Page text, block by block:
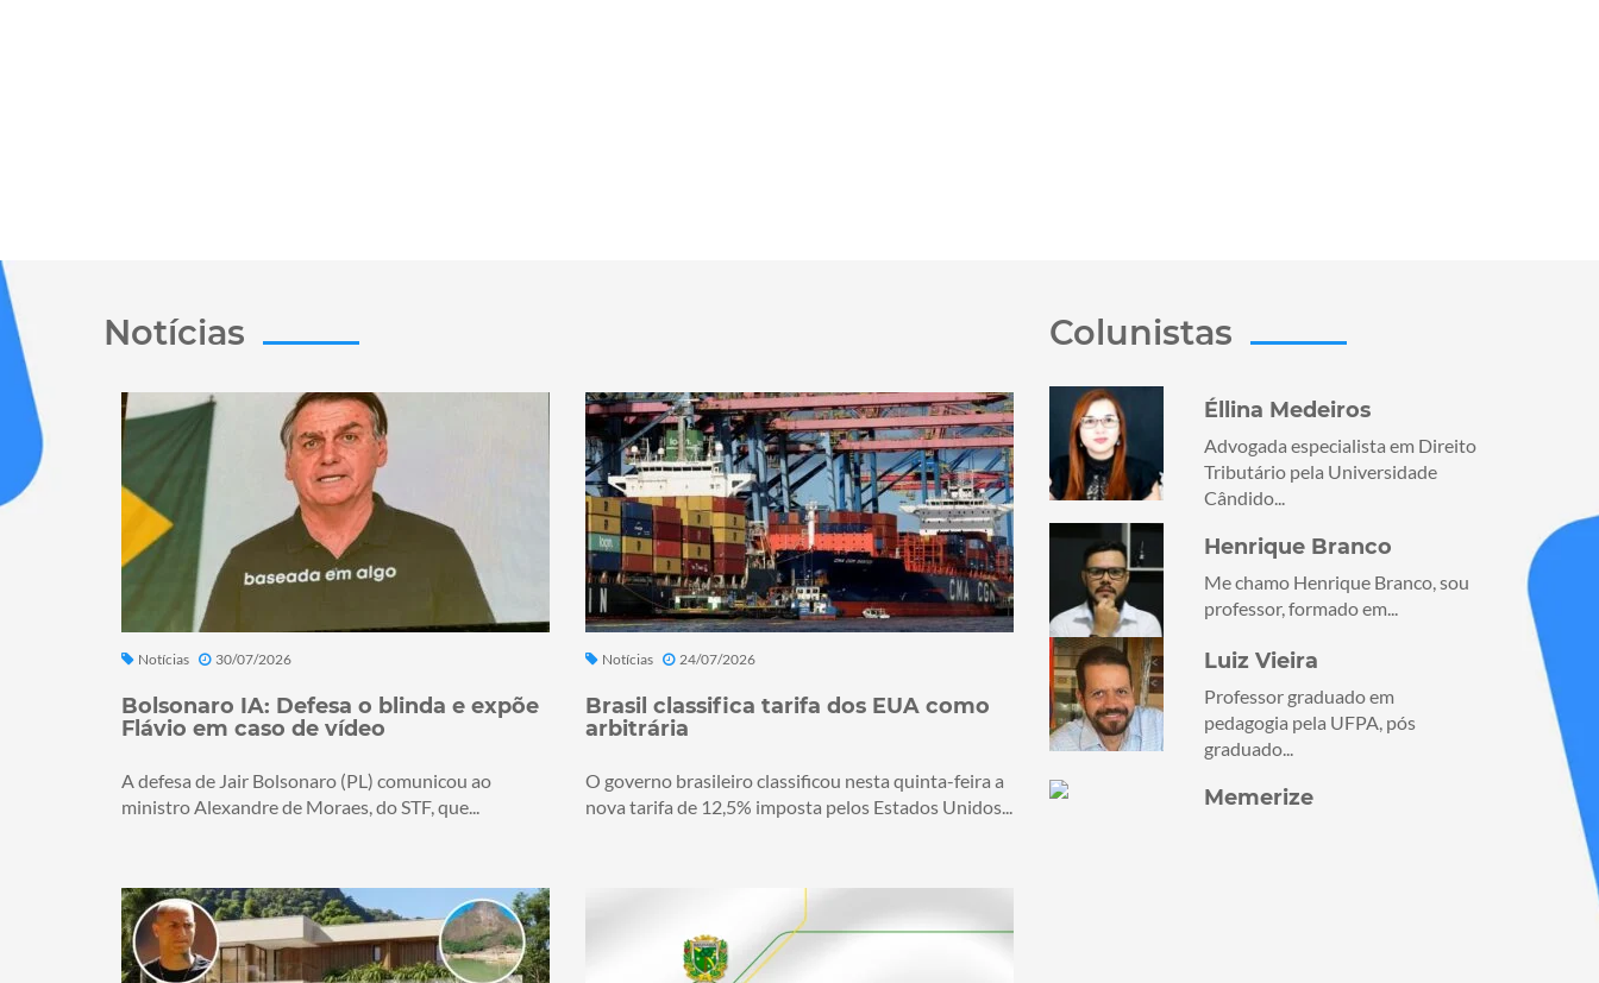
Notícias
Notícias 30/07/2026
Bolsonaro IA: Defesa o blinda e expõe
Flávio em caso de vídeo
A defesa de Jair Bolsonaro (PL) comunicou ao
ministro Alexandre de Moraes, do STF, que...
Notícias 24/07/2026
Brasil classifica tarifa dos EUA como
arbitrária
O governo brasileiro classificou nesta quinta-feira a
nova tarifa de 12,5% imposta pelos Estados Unidos...
Colunistas
Éllina Medeiros
Advogada especialista em Direito
Tributário pela Universidade
Cândido...
Henrique Branco
Me chamo Henrique Branco, sou
professor, formado em...
Luiz Vieira
Professor graduado em
pedagogia pela UFPA, pós
graduado...
Memerize